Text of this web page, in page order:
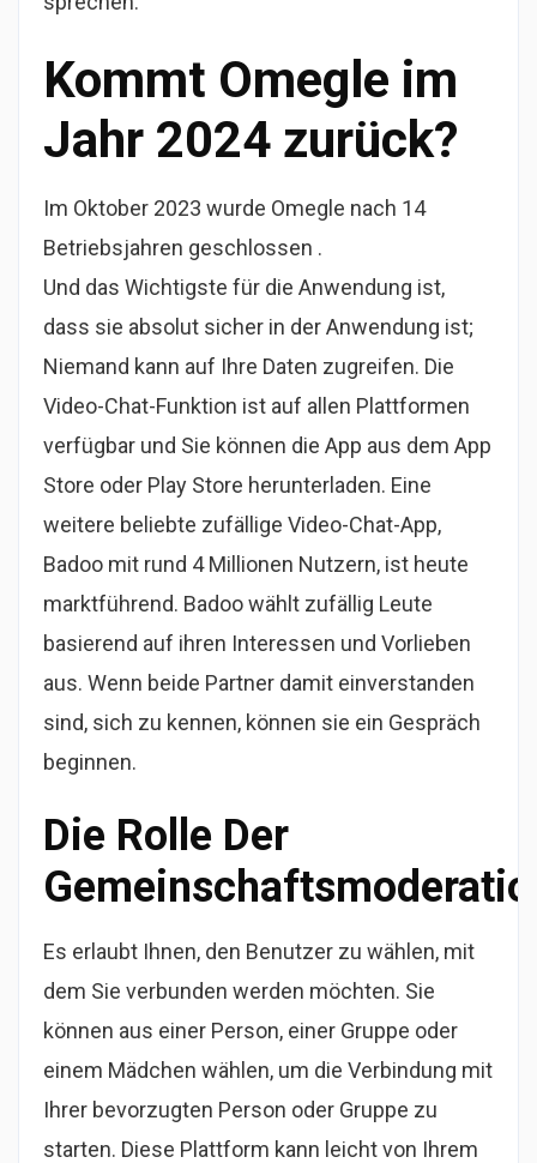
Kommt Omegle im
Jahr 2024 zurück?
Im Oktober 2023 wurde Omegle nach 14
Betriebsjahren geschlossen .
Und das Wichtigste für die Anwendung ist,
dass sie absolut sicher in der Anwendung ist;
Niemand kann auf Ihre Daten zugreifen. Die
Video-Chat-Funktion ist auf allen Plattformen
verfügbar und Sie können die App aus dem App
Store oder Play Store herunterladen. Eine
weitere beliebte zufällige Video-Chat-App,
Badoo mit rund 4 Millionen Nutzern, ist heute
marktführend. Badoo wählt zufällig Leute
basierend auf ihren Interessen und Vorlieben
aus. Wenn beide Partner damit einverstanden
sind, sich zu kennen, können sie ein Gespräch
beginnen.
Die Rolle Der
Es erlaubt Ihnen, den Benutzer zu wählen, mit
dem Sie verbunden werden möchten. Sie
können aus einer Person, einer Gruppe oder
einem Mädchen wählen, um die Verbindung mit
Ihrer bevorzugten Person oder Gruppe zu
starten. Diese Plattform kann leicht von Ihrem